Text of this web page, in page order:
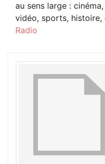
au sens large :
vidéo, sports, histoire,
Radio